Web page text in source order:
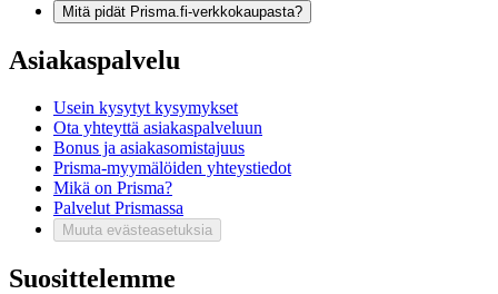
Mitä pidät Prisma.fi-verkkokaupasta?
Asiakaspalvelu
Usein kysytyt kysymykset
Ota yhteyttä asiakaspalveluun
Bonus ja asiakasomistajuus
Prisma-myymälöiden yhteystiedot
Mikä on Prisma?
Palvelut Prismassa
Muuta evästeasetuksia
Suosittelemme